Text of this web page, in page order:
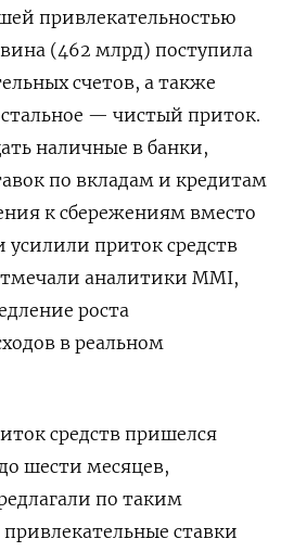
привлекательностью
(462 млрд) поступила
счетов, а также
— чистый приток.
наличные в банки,
по вкладам и кредитам
к сбережениям вместо
усилили приток средств
аналитики MMI,
роста
в реальном
средств пришелся
шести месяцев,
по таким
ставки